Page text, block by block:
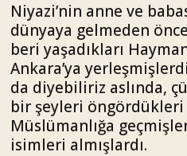
Niyazi’nin anne ve
dünyaya gelmeden
beri yaşadıkları
Ankara’ya
da diyebiliriz aslında,
bir şeyleri öngördükleri
Müslümanlığa
isimleri almışlardı.